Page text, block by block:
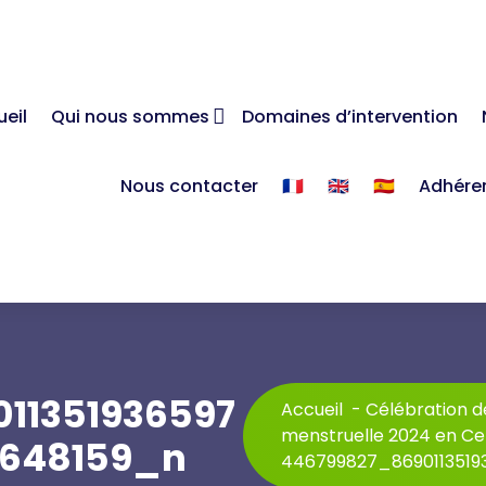
Qui nous sommes Domaines d’intervention
Nous contacter 🇫🇷 🇬🇧 🇪🇸
Accueil - Célébration
menstruelle 2024 en